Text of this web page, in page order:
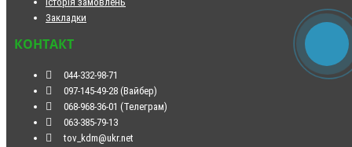
Закладки
КОНТАКТ
044-332-98-71
097-145-49-28 (Вайбер)
068-968-36-01 (Телеграм)
063-385-79-13
tov_kdm@ukr.net